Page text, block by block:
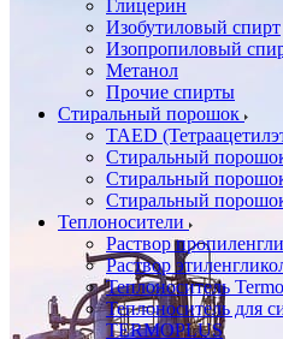
Глицерин
Изобутиловый спирт
Изопропиловый
Метанол
Прочие спирты
Стиральный порошок
TAED
Стиральный
Стиральный
Стиральный
Теплоносители
Раствор
Раствор
Теплоноситель
Теплоноситель для
TERMOPLUS